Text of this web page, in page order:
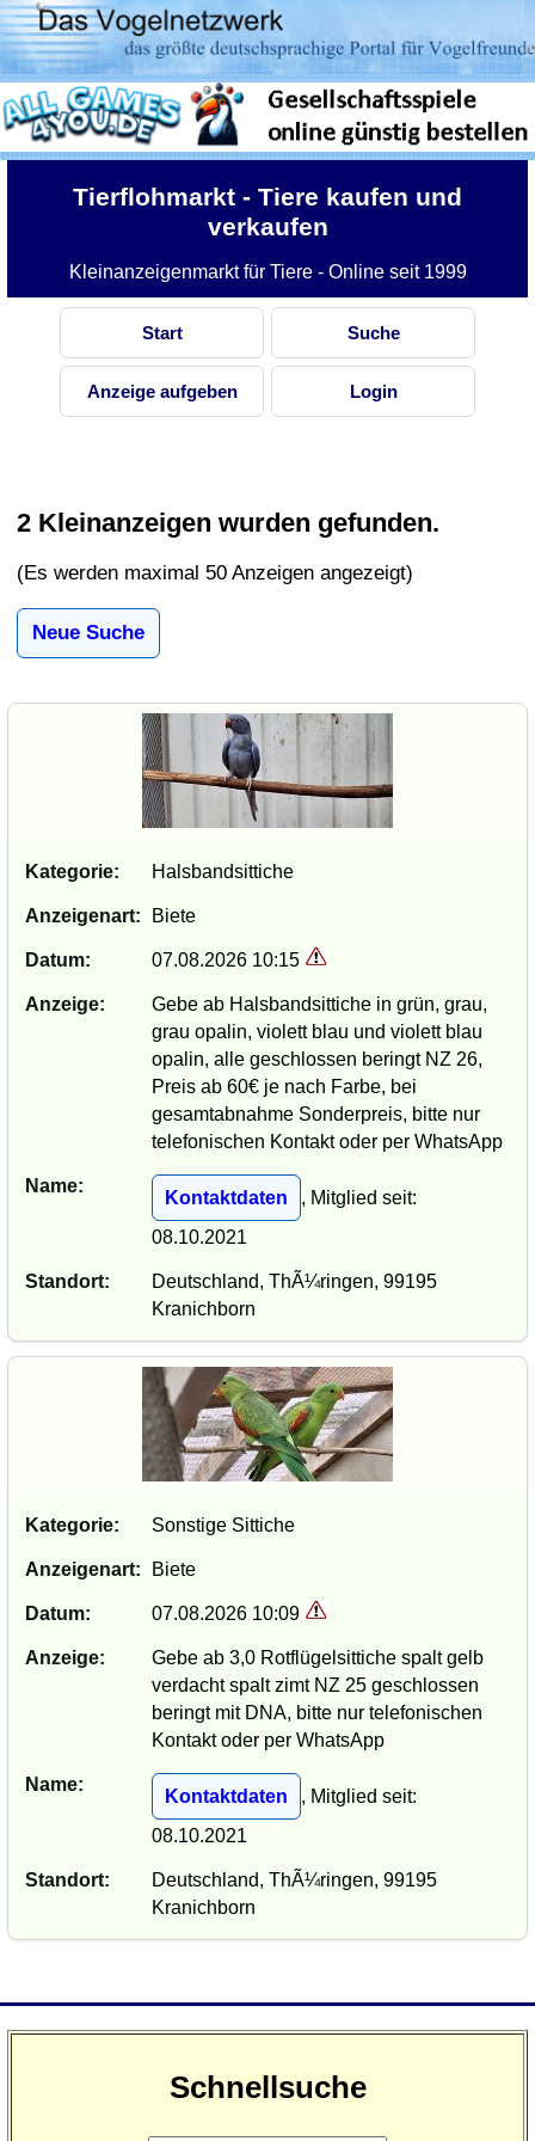
Schnellsuche
Tierflohmarkt - Tiere kaufen und
verkaufen
Kleinanzeigenmarkt für Tiere - Online seit 1999
Start Suche
Anzeige aufgeben Login
2 Kleinanzeigen wurden gefunden.
(Es werden maximal 50 Anzeigen angezeigt)
Neue Suche
Kategorie: Halsbandsittiche
Anzeigenart: Biete
Datum: 07.08.2026 10:15
Anzeige:
Gebe ab Halsbandsittiche in grün, grau,
grau opalin, violett blau und violett blau
opalin, alle geschlossen beringt NZ 26,
Preis ab 60€ je nach Farbe, bei
gesamtabnahme Sonderpreis, bitte nur
telefonischen Kontakt oder per WhatsApp
Name:
Kontaktdaten
, Mitglied seit:
08.10.2021
Standort:
Deutschland, ThÃ¼ringen, 99195
Kranichborn
Kategorie: Sonstige Sittiche
Anzeigenart: Biete
Datum: 07.08.2026 10:09
Anzeige:
Gebe ab 3,0 Rotflügelsittiche spalt gelb
verdacht spalt zimt NZ 25 geschlossen
beringt mit DNA, bitte nur telefonischen
Kontakt oder per WhatsApp
Name:
Kontaktdaten
, Mitglied seit:
08.10.2021
Standort:
Deutschland, ThÃ¼ringen, 99195
Kranichborn